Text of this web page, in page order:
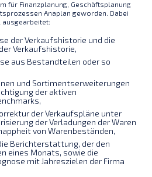
für Finanzplanung, Geschäftsplanung
Anaplan geworden. Dabei
der Verkaufshistorie und die
Verkaufshistorie,
aus Bestandteilen oder so
und Sortimentserweiterungen
der aktiven
der Verkaufspläne unter
der Verladungen der Waren
von Warenbeständen,
Berichterstattung, der den
eines Monats, sowie die
mit Jahreszielen der Firma